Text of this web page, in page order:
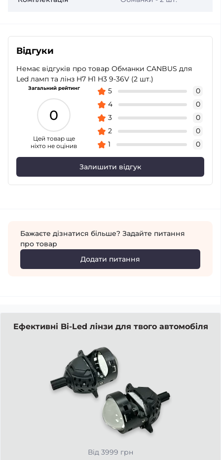
Відгуки
Немає відгуків про товар Обманки CANBUS для
Led ламп та лінз H7 H1 H3 9-36V (2 шт.)
Загальний рейтинг
0
Цей товар ще
ніхто не оцінив
5
0
4
0
3
0
2
0
1
0
Залишити відгук
Бажаєте дізнатися більше? Задайте питання
про товар
Додати питання
Ефективні Bi-Led лінзи для твого автомобіля
Від 3999 грн